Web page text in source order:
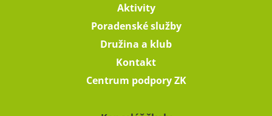
Aktivity
Poradenské služby
Družina a klub
Kontakt
Centrum podpory ZK